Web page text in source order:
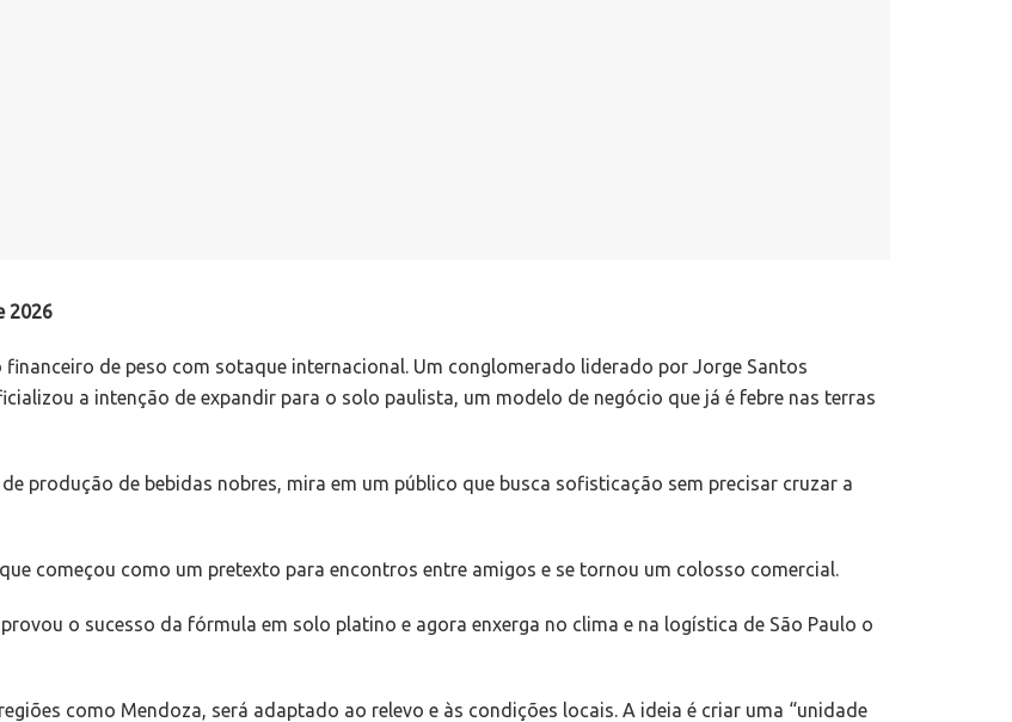
2026
de peso com sotaque internacional. Um conglomerado liderado por Jorge Santos
a intenção de expandir para o solo paulista, um modelo de negócio que já é febre nas terras
produção de bebidas nobres, mira em um público que busca sofisticação sem precisar cruzar a
começou como um pretexto para encontros entre amigos e se tornou um colosso comercial.
o sucesso da fórmula em solo platino e agora enxerga no clima e na logística de São Paulo o
como Mendoza, será adaptado ao relevo e às condições locais. A ideia é criar uma “unidade